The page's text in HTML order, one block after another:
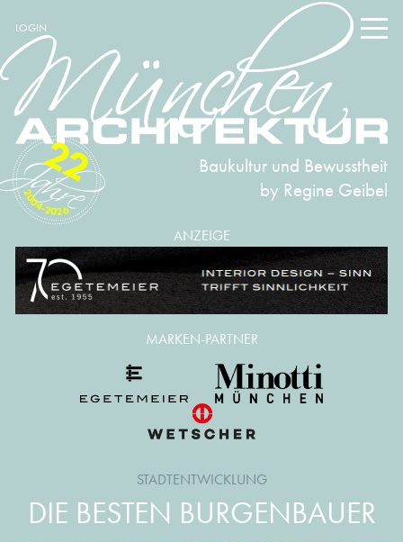
LOGIN
Baukultur und Bewusstheit
by Regine Geibel
2004-2026
22
ANZEIGE
STADTENTWICKLUNG
DIE BESTEN BURGENBAUER